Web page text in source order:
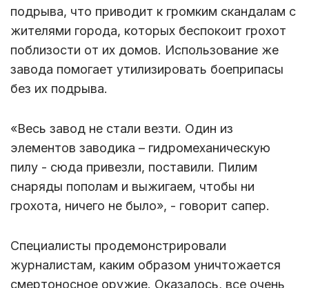
подрыва, что приводит к громким скандалам с
жителями города, которых беспокоит грохот
поблизости от их домов. Использование же
завода помогает утилизировать боеприпасы
без их подрыва.
«Весь завод не стали везти. Один из
элементов заводика – гидромеханическую
пилу - сюда привезли, поставили. Пилим
снаряды пополам и выжигаем, чтобы ни
грохота, ничего не было», - говорит сапер.
Специалисты продемонстрировали
журналистам, каким образом уничтожается
смертоносное оружие. Оказалось, все очень